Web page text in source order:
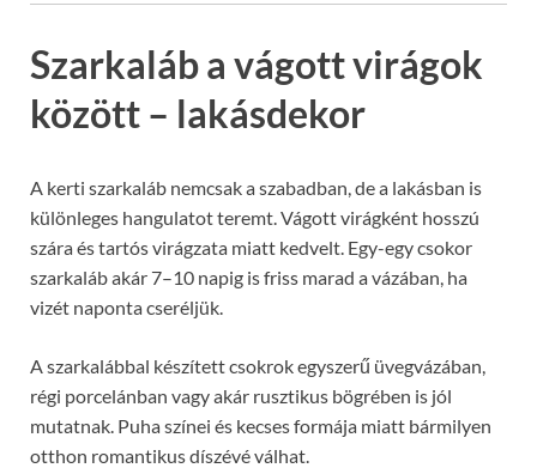
Szarkaláb a vágott virágok
között – lakásdekor
A kerti szarkaláb nemcsak a szabadban, de a lakásban is
különleges hangulatot teremt. Vágott virágként hosszú
szára és tartós virágzata miatt kedvelt. Egy-egy csokor
szarkaláb akár 7–10 napig is friss marad a vázában, ha
vizét naponta cseréljük.
A szarkalábbal készített csokrok egyszerű üvegvázában,
régi porcelánban vagy akár rusztikus bögrében is jól
mutatnak. Puha színei és kecses formája miatt bármilyen
otthon romantikus díszévé válhat.